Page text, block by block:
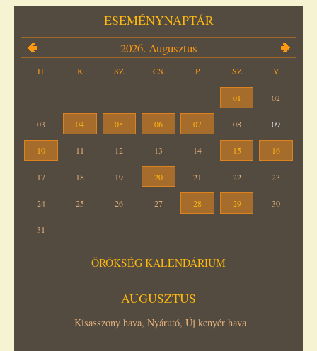
ESEMÉNYNAPTÁR
2026. Augusztus
H K SZ CS P SZ V
01 02
03 04 05 06 07 08 09
10 11 12 13 14 15 16
17 18 19 20 21 22 23
24 25 26 27 28 29 30
31
ÖRÖKSÉG KALENDÁRIUM
AUGUSZTUS
Kisasszony hava, Nyárutó, Új kenyér hava